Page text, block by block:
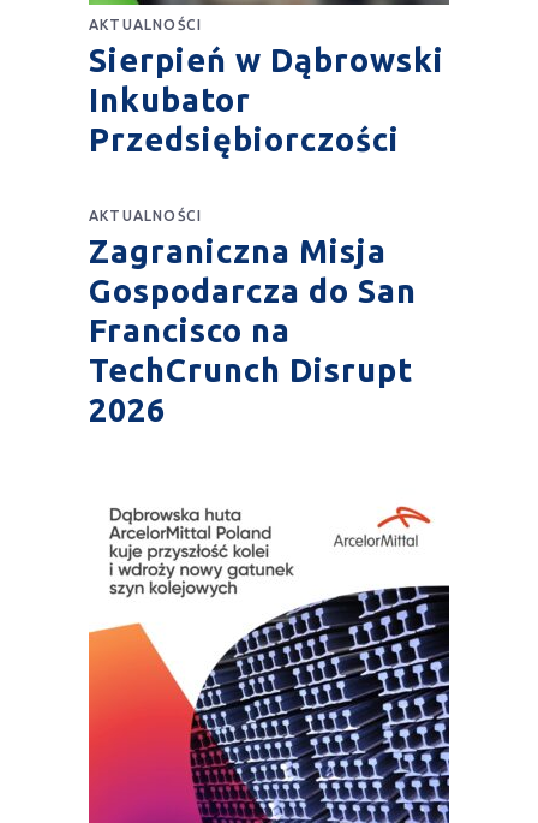
AKTUALNOŚCI
Sierpień w Dąbrowski
Inkubator
Przedsiębiorczości
AKTUALNOŚCI
Zagraniczna Misja
Gospodarcza do San
Francisco na
TechCrunch Disrupt
2026